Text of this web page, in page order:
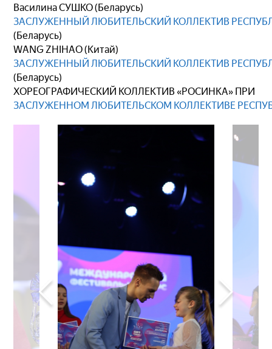
Василина СУШКО (Беларусь)
ЗАСЛУЖЕННЫЙ ЛЮБИТЕЛЬСКИЙ КОЛЛЕКТИВ
(Беларусь)
WANG ZHIHAO (Китай)
ЗАСЛУЖЕННЫЙ ЛЮБИТЕЛЬСКИЙ КОЛЛЕКТИВ
(Беларусь)
ХОРЕОГРАФИЧЕСКИЙ КОЛЛЕКТИВ «РОСИНКА» ПРИ
ЗАСЛУЖЕННОМ ЛЮБИТЕЛЬСКОМ КОЛЛЕКТИВЕ